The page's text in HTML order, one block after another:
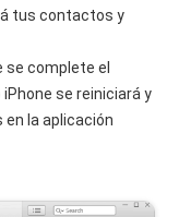
tus contactos y
se complete el
se reiniciará y
la aplicación